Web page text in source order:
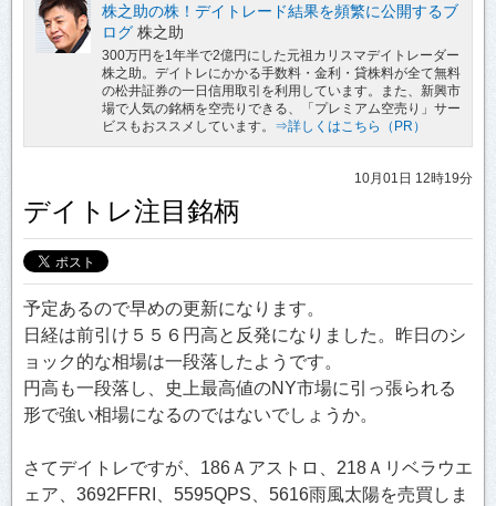
株之助の株！デイトレード結果を頻繁に公開するブ
ログ 株之助
300万円を1年半で2億円にした元祖カリスマデイトレーダー
株之助。デイトレにかかる手数料・金利・貸株料が全て無料
の松井証券の一日信用取引を利用しています。また、新興市
場で人気の銘柄を空売りできる、「プレミアム空売り」サー
ビスもおススメしています。 ⇒詳しくはこちら（PR）
10月01日 12時19分
デイトレ注目銘柄
予定あるので早めの更新になります。
日経は前引け５５６円高と反発になりました。昨日のシ
ョック的な相場は一段落したようです。
円高も一段落し、史上最高値のNY市場に引っ張られる
形で強い相場になるのではないでしょうか。
さてデイトレですが、186Ａアストロ、218Ａリベラウエ
ェア、3692FFRI、5595QPS、5616雨風太陽を売買しま